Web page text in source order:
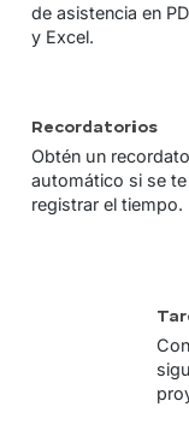
de asistencia en
y Excel.
Recordatorios
Obtén un
automático si se
registrar el tiempo.